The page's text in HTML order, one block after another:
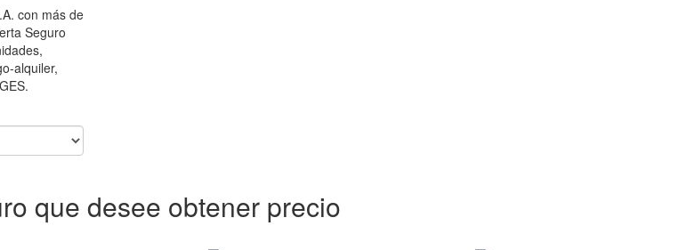
con más de
Seguro
alquiler,
que desee obtener precio